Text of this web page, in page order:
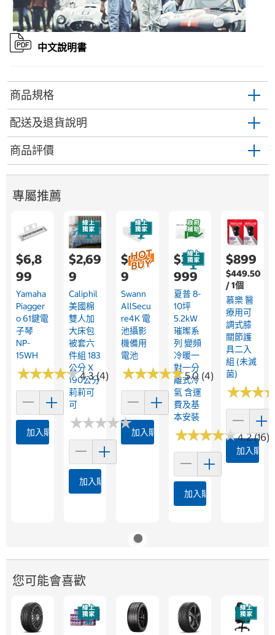
中文說明書
商品規格
配送及退貨說明
商品評價
專屬推薦
$6,8
99
Yamaha
Piagger
O 61鍵電
子琴
NP-
15WH
★★★★★
★★★★★4.3 (4)
加入購物車
$2,69
9
Caliphil
美國棉
雙人加
大床包
被套六
件組 183
公分 X
190公分
莉莉可
可
★★★★★
★★★★★
加入購物車
$1,08
9
Swann
AllSecu
Re4K 電
池攝影
機備用
電池
★★★★★
★★★★★5.0 (4)
加入購物車
$34,
999
夏普 8-
10坪
5.2kW
璀璨系
列 變頻
冷暖一
對一分
離式冷
氣 含運
費及基
本安裝
★★★★★
★★★★★4.2 (16)
加入購物車
$899
$449.50
/ 1個
慕樂 醫
療用可
調式膝
關節護
具二入
組 (未滅
菌)
★★★
★★★
加入購物
您可能會喜歡